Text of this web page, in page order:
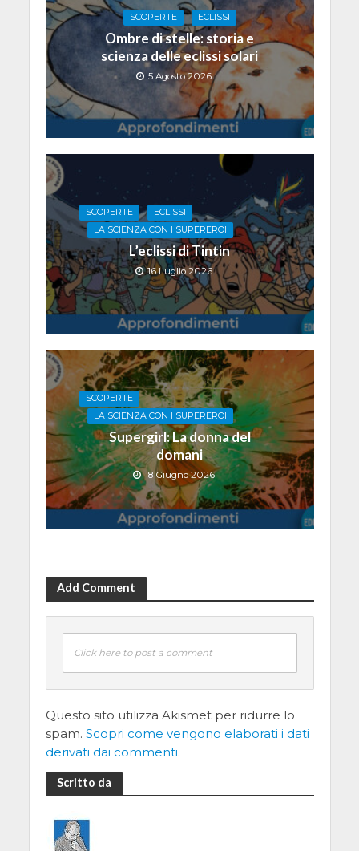
SCOPERTE ECLISSI
Ombre di stelle: storia e
scienza delle eclissi solari
5 Agosto 2026
SCOPERTE
ECLISSI
LA SCIENZA CON I SUPEREROI
L’eclissi di Tintin
16 Luglio 2026
SCOPERTE
LA SCIENZA CON I SUPEREROI
Supergirl: La donna del
domani
18 Giugno 2026
Add Comment
Click here to post a comment
Questo sito utilizza Akismet per ridurre lo
spam. Scopri come vengono elaborati i dati
derivati dai commenti.
Scritto da